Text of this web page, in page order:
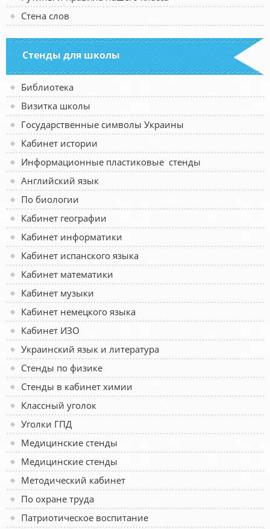
Стена слов
Стенды для школы
Библиотека
Визитка школы
Государственные символы Украины
Кабинет истории
Информационные пластиковые стенды
Английский язык
По биологии
Кабинет географии
Кабинет информатики
Кабинет испанского языка
Кабинет математики
Кабинет музыки
Кабинет немецкого языка
Кабинет ИЗО
Украинский язык и литература
Стенды по физике
Стенды в кабинет химии
Классный уголок
Уголки ГПД
Медицинские стенды
Медицинские стенды
Методический кабинет
По охране труда
Патриотическое воспитание